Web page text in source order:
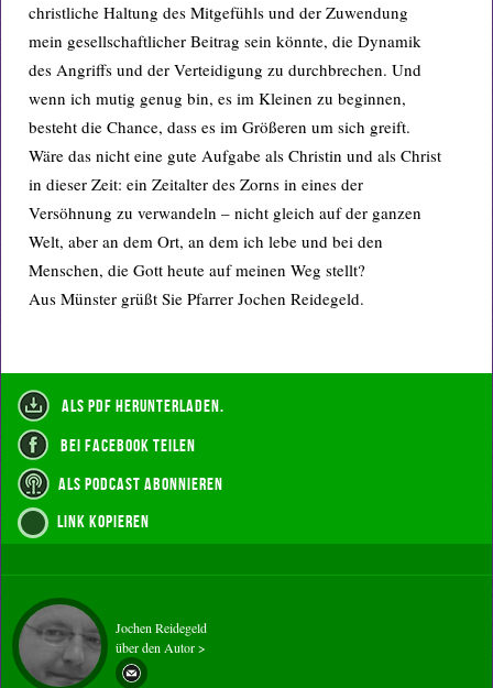
christliche Haltung des Mitgefühls und der Zuwendung
mein gesellschaftlicher Beitrag sein könnte, die Dynamik
des Angriffs und der Verteidigung zu durchbrechen. Und
wenn ich mutig genug bin, es im Kleinen zu beginnen,
besteht die Chance, dass es im Größeren um sich greift.
Wäre das nicht eine gute Aufgabe als Christin und als Christ
in dieser Zeit: ein Zeitalter des Zorns in eines der
Versöhnung zu verwandeln – nicht gleich auf der ganzen
Welt, aber an dem Ort, an dem ich lebe und bei den
Menschen, die Gott heute auf meinen Weg stellt?
Aus Münster grüßt Sie Pfarrer Jochen Reidegeld.
als PDF herunterladen.
bei Facebook teilen
als Podcast abonnieren
Link kopieren
Jochen Reidegeld
über den Autor >